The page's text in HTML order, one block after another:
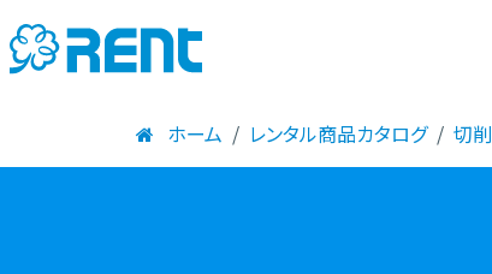
ホーム レンタル商品カタログ 切